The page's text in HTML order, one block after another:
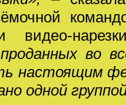
видео-
во
настоящим
одной